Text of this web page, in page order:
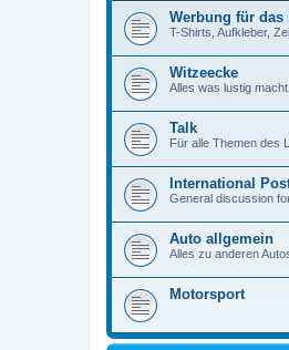
Werbung für das
T-Shirts, Aufkleber,
Witzeecke
Alles was lustig macht
Talk
Für alle Themen des
International
General discussion
Auto allgemein
Alles zu anderen
Motorsport